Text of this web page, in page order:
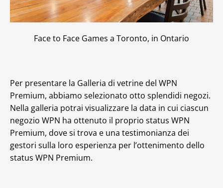
Face to Face Games a Toronto, in Ontario
Per presentare la Galleria di vetrine del WPN
Premium, abbiamo selezionato otto splendidi negozi.
Nella galleria potrai visualizzare la data in cui ciascun
negozio WPN ha ottenuto il proprio status WPN
Premium, dove si trova e una testimonianza dei
gestori sulla loro esperienza per l’ottenimento dello
status WPN Premium.